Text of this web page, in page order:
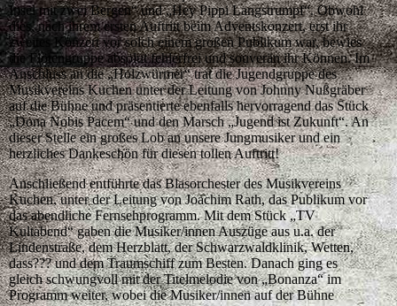
Insel mit zwei Bergen“ und „Hey Pippi Langstrumpf“. Obwohl
dies, nach ihrem ersten Auftritt beim Adventskonzert, erst ihr
zweites Konzert vor solch einem großen Publikum war, bewies
die Flötengruppe absolut fehlerfrei und souverän ihr Können. Im
Anschluss an die „Holzwürmer“ trat die Jugendgruppe des
Musikvereins Kuchen unter der Leitung von Johnny Nußgräber
auf die Bühne und präsentierte ebenfalls hervorragend das Stück
„Dona Nobis Pacem“ und den Marsch „Jugend ist Zukunft“. An
dieser Stelle ein großes Lob an unsere Jungmusiker und ein
herzliches Dankeschön für diesen tollen Auftritt!
Anschließend entführte das Blasorchester des Musikvereins
Kuchen, unter der Leitung von Joachim Rath, das Publikum vor
das abendliche Fernsehprogramm. Mit dem Stück „TV
Kultabend“ gaben die Musiker/innen Auszüge aus u.a. der
Lindenstraße, dem Herzblatt, der Schwarzwaldklinik, Wetten,
dass??? und dem Traumschiff zum Besten. Danach ging es
gleich schwungvoll mit der Titelmelodie von „Bonanza“ im
Programm weiter, wobei die Musiker/innen auf der Bühne